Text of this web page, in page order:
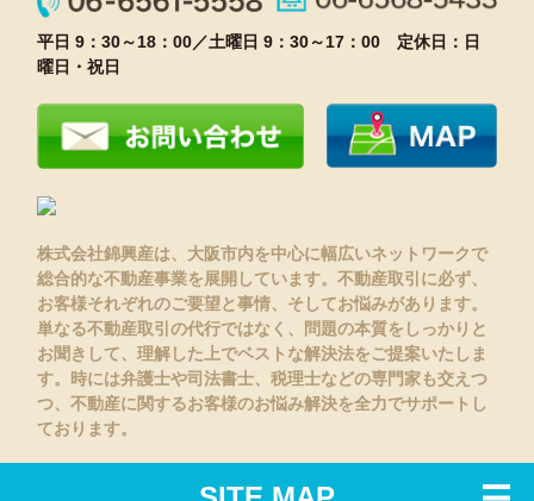
平日 9：30～18：00／土曜日 9：30～17：00 定休日：日
曜日・祝日
株式会社錦興産は、大阪市内を中心に幅広いネットワークで
総合的な不動産事業を展開しています。不動産取引に必ず、
お客様それぞれのご要望と事情、そしてお悩みがあります。
単なる不動産取引の代行ではなく、問題の本質をしっかりと
お聞きして、理解した上でベストな解決法をご提案いたしま
す。時には弁護士や司法書士、税理士などの専門家も交えつ
つ、不動産に関するお客様のお悩み解決を全力でサポートし
ております。